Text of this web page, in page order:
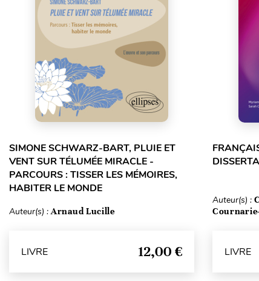
SIMONE SCHWARZ-BART, PLUIE ET
VENT SUR TÉLUMÉE MIRACLE -
PARCOURS : TISSER LES MÉMOIRES,
HABITER LE MONDE
Auteur(s) :Arnaud Lucille
LIVRE 12,00 €
Auteur(s) :
LIVRE